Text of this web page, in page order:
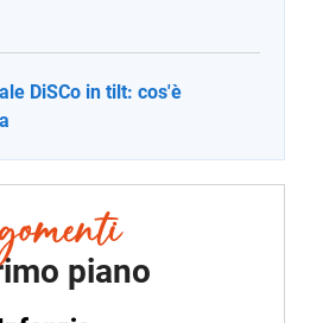
DiSCo in tilt: cos'è
piano